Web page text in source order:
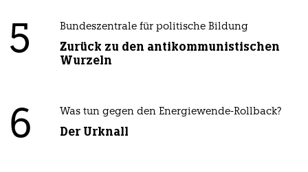
5 Bundeszentrale für politische Bildung
Zurück zu den antikommunistischen
Wurzeln
6 Was tun gegen den Energiewende-Rollback?
Der Urknall